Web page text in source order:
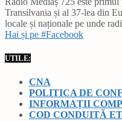
Transilvania și al 37-lea din
locale și naționale pe unde
Hai și pe #Facebook
UTILE:
CNA
POLITICA DE
INFORMAȚII
COD CONDUITĂ